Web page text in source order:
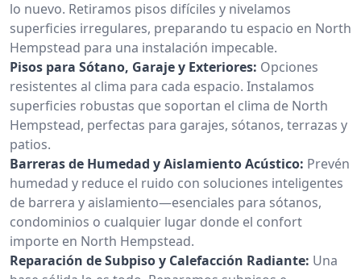
lo nuevo. Retiramos pisos difíciles y nivelamos
superficies irregulares, preparando tu espacio en North
Hempstead para una instalación impecable.
Pisos para Sótano, Garaje y Exteriores: Opciones
resistentes al clima para cada espacio. Instalamos
superficies robustas que soportan el clima de North
Hempstead, perfectas para garajes, sótanos, terrazas y
patios.
Barreras de Humedad y Aislamiento Acústico: Prevén
humedad y reduce el ruido con soluciones inteligentes
de barrera y aislamiento—esenciales para sótanos,
condominios o cualquier lugar donde el confort
importe en North Hempstead.
Reparación de Subpiso y Calefacción Radiante: Una